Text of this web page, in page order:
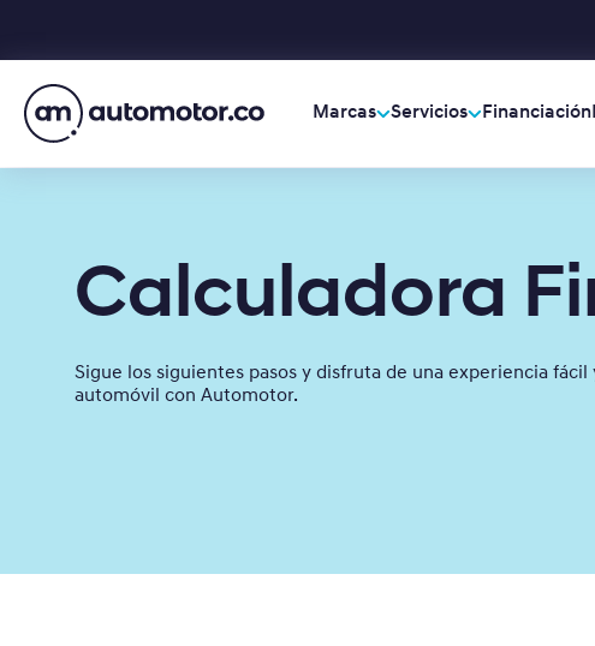
Marcas Servicios Financiación
Calculadora
Sigue los siguientes pasos y disfruta de una experiencia
automóvil con Automotor.